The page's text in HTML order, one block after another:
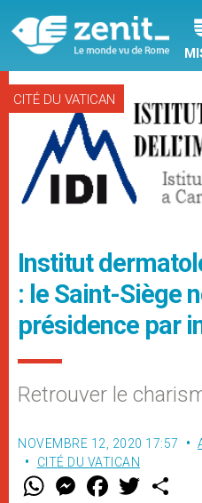
CITÉ DU VATICAN
Institut
: le Saint-Siège
présidence par
Retrouver le
NOVEMBRE 12, 2020 17:57
CITÉ DU VATICAN
W M
e
F
a w